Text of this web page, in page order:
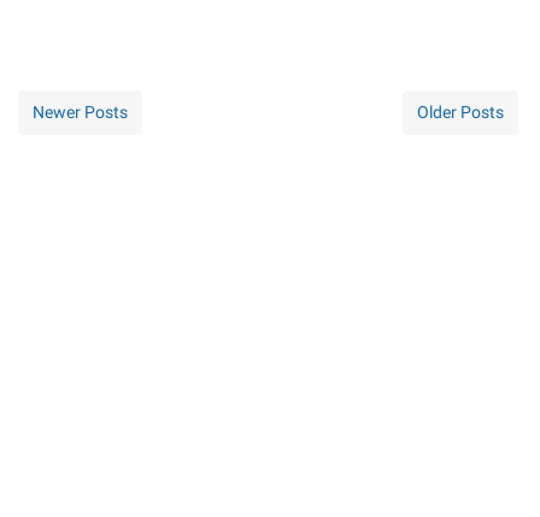
Newer Posts Older Posts